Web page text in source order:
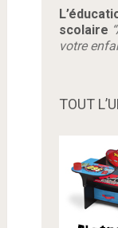
scolaire
votre
TOUT